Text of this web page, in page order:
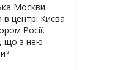
Москви
центрі Києва
Росії.
що з нею